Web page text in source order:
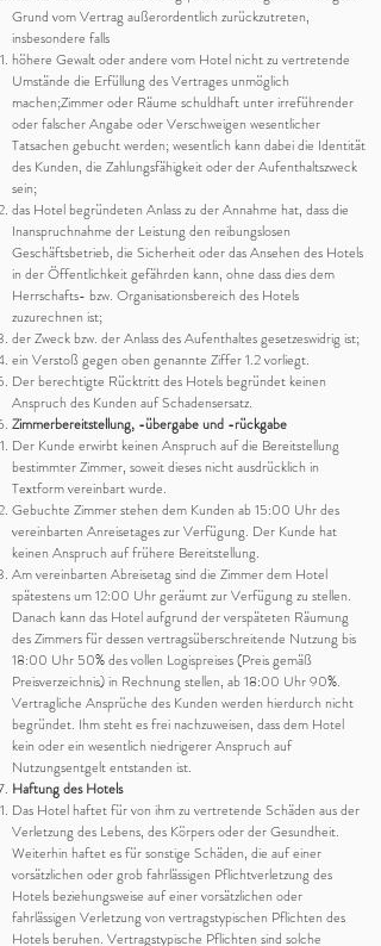
Grund vom Vertrag außerordentlich zurückzutreten,
insbesondere falls
höhere Gewalt oder andere vom Hotel nicht zu vertretende
Umstände die Erfüllung des Vertrages unmöglich
machen;Zimmer oder Räume schuldhaft unter irreführender
oder falscher Angabe oder Verschweigen wesentlicher
Tatsachen gebucht werden; wesentlich kann dabei die Identität
des Kunden, die Zahlungsfähigkeit oder der Aufenthaltszweck
sein;
das Hotel begründeten Anlass zu der Annahme hat, dass die
Inanspruchnahme der Leistung den reibungslosen
Geschäftsbetrieb, die Sicherheit oder das Ansehen des Hotels
in der Öffentlichkeit gefährden kann, ohne dass dies dem
Herrschafts- bzw. Organisationsbereich des Hotels
zuzurechnen ist;
der Zweck bzw. der Anlass des Aufenthaltes gesetzeswidrig ist;
ein Verstoß gegen oben genannte Ziffer 1.2 vorliegt.
Der berechtigte Rücktritt des Hotels begründet keinen
Anspruch des Kunden auf Schadensersatz.
Zimmerbereitstellung, -übergabe und -rückgabe
Der Kunde erwirbt keinen Anspruch auf die Bereitstellung
bestimmter Zimmer, soweit dieses nicht ausdrücklich in
Textform vereinbart wurde.
Gebuchte Zimmer stehen dem Kunden ab 15:00 Uhr des
vereinbarten Anreisetages zur Verfügung. Der Kunde hat
keinen Anspruch auf frühere Bereitstellung.
Am vereinbarten Abreisetag sind die Zimmer dem Hotel
spätestens um 12:00 Uhr geräumt zur Verfügung zu stellen.
Danach kann das Hotel aufgrund der verspäteten Räumung
des Zimmers für dessen vertragsüberschreitende Nutzung bis
18:00 Uhr 50% des vollen Logispreises (Preis gemäß
Preisverzeichnis) in Rechnung stellen, ab 18:00 Uhr 90%.
Vertragliche Ansprüche des Kunden werden hierdurch nicht
begründet. Ihm steht es frei nachzuweisen, dass dem Hotel
kein oder ein wesentlich niedrigerer Anspruch auf
Nutzungsentgelt entstanden ist.
Haftung des Hotels
Das Hotel haftet für von ihm zu vertretende Schäden aus der
Verletzung des Lebens, des Körpers oder der Gesundheit.
Weiterhin haftet es für sonstige Schäden, die auf einer
vorsätzlichen oder grob fahrlässigen Pflichtverletzung des
Hotels beziehungsweise auf einer vorsätzlichen oder
fahrlässigen Verletzung von vertragstypischen Pflichten des
Hotels beruhen. Vertragstypische Pflichten sind solche